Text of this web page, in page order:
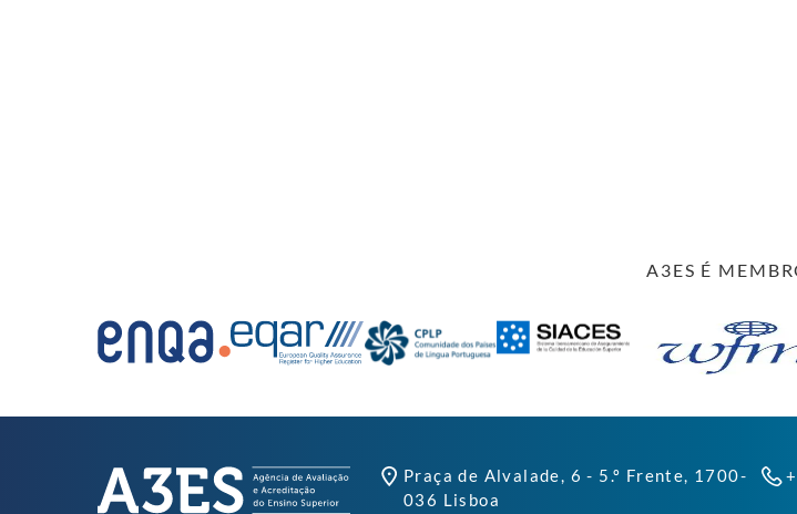
A3ES É
Praça de Alvalade, 6 - 5.º Frente, 1700-
036 Lisboa